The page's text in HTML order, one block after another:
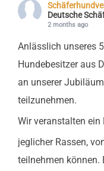
Deutsche
2 months ago
Anlässlich unseres
Hundebesitzer aus
an unserer
teilzunehmen.
Wir veranstalten ein
jeglicher Rassen,
teilnehmen können.